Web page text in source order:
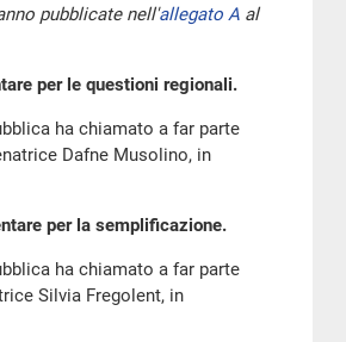
pubblicate nell'allegato A al
per le questioni regionali.
ha chiamato a far parte
Dafne Musolino, in
per la semplificazione.
ha chiamato a far parte
Silvia Fregolent, in